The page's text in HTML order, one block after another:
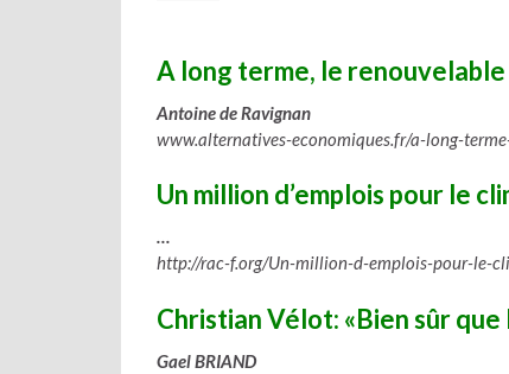
A long terme, le
Antoine de Ravignan
www.alternatives-economiques.fr/a-long-
Un million d’emplois pour le
…
http://rac-f.org/Un-million-d-emplois-pour-le-
Christian Vélot: «Bien sûr
Gael BRIAND